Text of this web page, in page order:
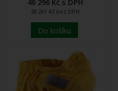
46 296 Kč s DPH
38 261 Kč bez DPH
Do košíku